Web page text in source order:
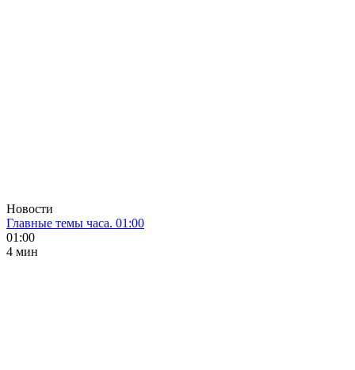
Новости
Главные темы часа. 01:00
01:00
4 мин